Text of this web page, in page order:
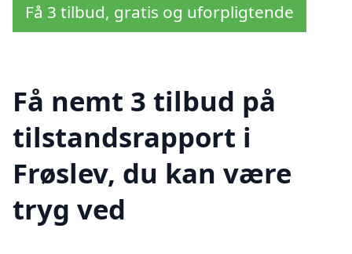
Få 3 tilbud, gratis og uforpligtende
Få nemt 3 tilbud på
tilstandsrapport i
Frøslev, du kan være
tryg ved